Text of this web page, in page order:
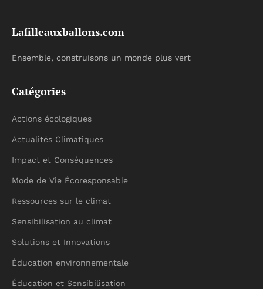
Lafilleauxballons.com
Ensemble, construisons un monde plus vert
Catégories
Actions écologiques
Actualités Climatiques
Impact et Conséquences
Mode de Vie Écoresponsable
Ressources sur le climat
Sensibilisation au climat
Solutions et Innovations
Éducation environnementale
Éducation et Sensibilisation